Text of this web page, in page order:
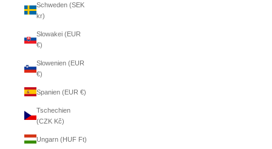
Schweden (SEK
kr)
Slowakei (EUR
€)
Slowenien (EUR
€)
Spanien (EUR €)
Tschechien
(CZK Kč)
Ungarn (HUF Ft)